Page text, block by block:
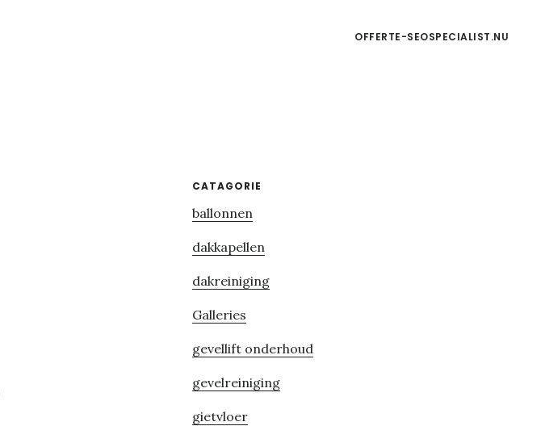
OFFERTE-SEOSPECIALIST.NU
Primary
Sidebar
CATAGORIE
ballonnen
dakkapellen
dakreiniging
Galleries
gevellift onderhoud
gevelreiniging
gietvloer